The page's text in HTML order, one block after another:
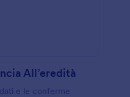
All’eredità
e le conferme